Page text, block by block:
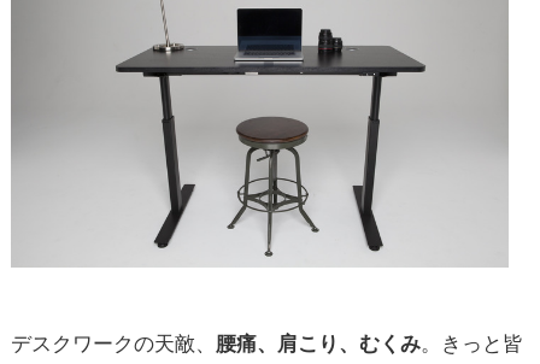
デスクワークの天敵、 腰痛、肩こり、むくみ。きっと皆